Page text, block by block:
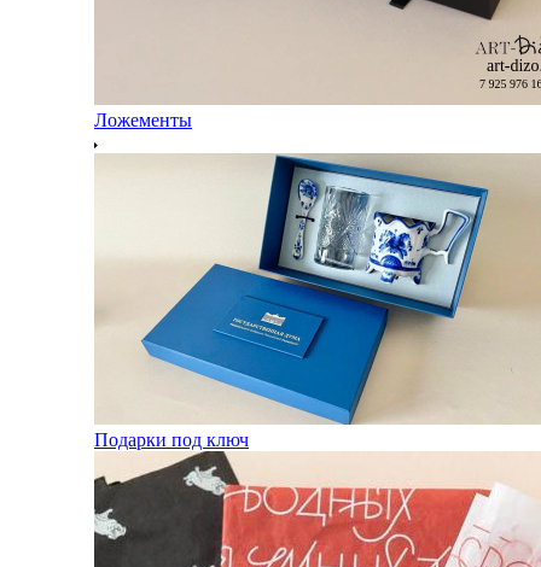
Ложементы
Подарки под ключ